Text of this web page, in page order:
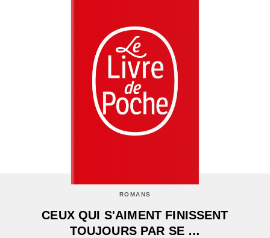
ROMANS
CEUX QUI S'AIMENT FINISSENT
TOUJOURS PAR SE …